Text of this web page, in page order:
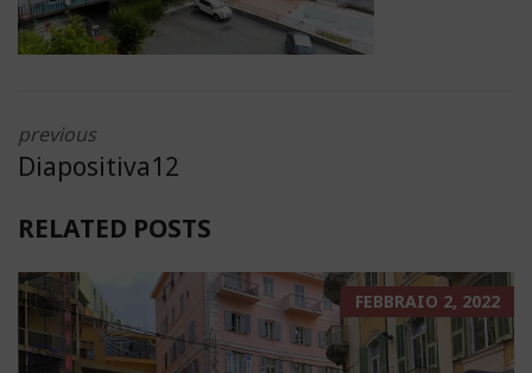
previous
Diapositiva12
RELATED POSTS
FEBBRAIO 2, 2022